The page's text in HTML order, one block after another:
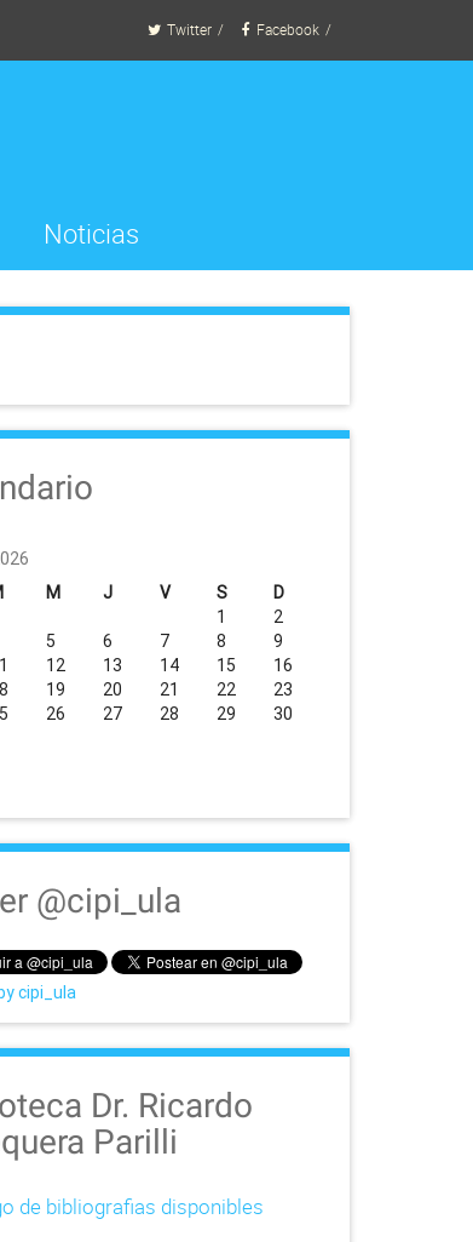
Twitter Facebook
Noticias
M J V S D
1
2
5 6 7 8
9
12 13 14 15
16
19 20 21 22
23
26 27 28 29
30
@cipi_ula
cipi_ula
Dr. Ricardo
Parilli
de bibliografias disponibles